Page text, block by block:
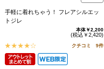
手軽に着れちゃう！ フレアシルエッ
トジレ
本体￥2,200
(税込￥2,420)
クチコミ 9件